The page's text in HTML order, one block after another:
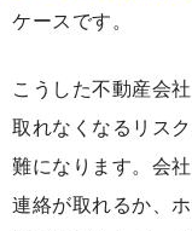
ケースです。
こうした不動産会
取れなくなるリス
難になります。会
連絡が取れるか、